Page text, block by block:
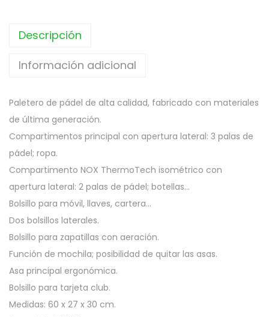
o
r
i
i
n
a
e
r
a
:
6
4
.
9
9
t
a
e
:
2
4
9
9
€
Descripción
Información adicional
Paletero de pádel de alta calidad, fabricado con materiales
de última generación.
Compartimentos principal con apertura lateral: 3 palas de
pádel; ropa.
Compartimento NOX ThermoTech isométrico con
apertura lateral: 2 palas de pádel; botellas…
Bolsillo para móvil, llaves, cartera…
Dos bolsillos laterales.
Bolsillo para zapatillas con aeración.
Función de mochila; posibilidad de quitar las asas.
Asa principal ergonómica.
Bolsillo para tarjeta club.
Medidas: 60 x 27 x 30 cm.